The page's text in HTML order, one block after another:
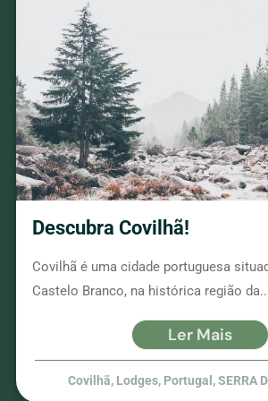
Descubra Covilhã!
Covilhã é uma cidade portuguesa
Castelo Branco, na histórica região
Ler Mais
Covilhã, Lodges, Portugal ,SERRA